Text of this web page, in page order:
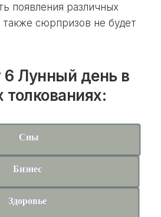
появления различных
сюрпризов не будет
6 Лунный день в
толкованиях:
Сны
Бизнес
Здоровье